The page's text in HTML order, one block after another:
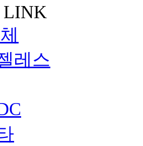
LINK
레스